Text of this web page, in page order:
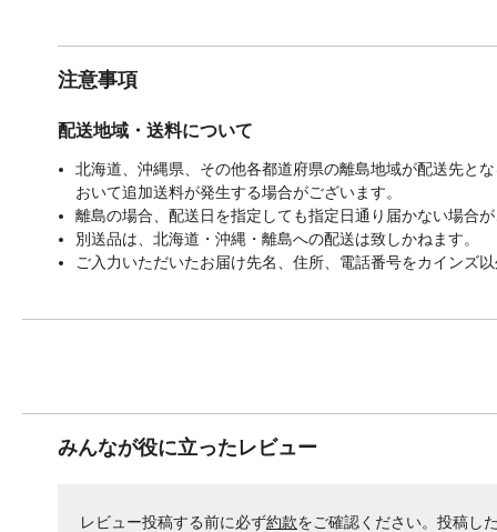
注意事項
配送地域・送料について
北海道、沖縄県、その他各都道府県の離島地域が配送先と
おいて追加送料が発生する場合がございます。
離島の場合、配送日を指定しても指定日通り届かない場合
別送品は、北海道・沖縄・離島への配送は致しかねます。
ご入力いただいたお届け先名、住所、電話番号をカインズ
みんなが役に立ったレビュー
レビュー投稿する前に必ず約款をご確認ください。投稿し